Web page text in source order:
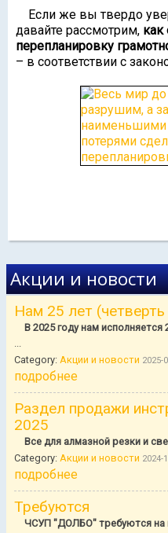
Если же вы твердо
давайте рассмотрим, как
перепланировку
– в соответствии с
Акции и новости
Нам 25 лет (четверть
В 2025 году нам
...
Category: Акции и новости 2025-
подробнее
Раздел продажи
2025
Все для алмазной резки и
Category: Акции и новости 2024-
подробнее
Требуются
ЧСУП "ДОЛБО" требуются на